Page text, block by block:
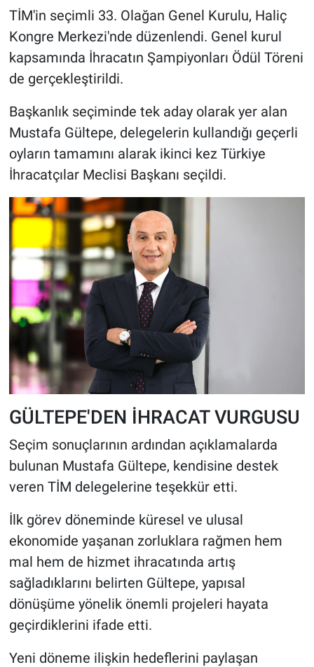
TİM'in seçimli 33. Olağan Genel Kurulu, Haliç
Kongre Merkezi'nde düzenlendi. Genel kurul
kapsamında İhracatın Şampiyonları Ödül Töreni
de gerçekleştirildi.
Başkanlık seçiminde tek aday olarak yer alan
Mustafa Gültepe, delegelerin kullandığı geçerli
oyların tamamını alarak ikinci kez Türkiye
İhracatçılar Meclisi Başkanı seçildi.
GÜLTEPE'DEN İHRACAT VURGUSU
Seçim sonuçlarının ardından açıklamalarda
bulunan Mustafa Gültepe, kendisine destek
veren TİM delegelerine teşekkür etti.
İlk görev döneminde küresel ve ulusal
ekonomide yaşanan zorluklara rağmen hem
mal hem de hizmet ihracatında artış
sağladıklarını belirten Gültepe, yapısal
dönüşüme yönelik önemli projeleri hayata
geçirdiklerini ifade etti.
Yeni döneme ilişkin hedeflerini paylaşan